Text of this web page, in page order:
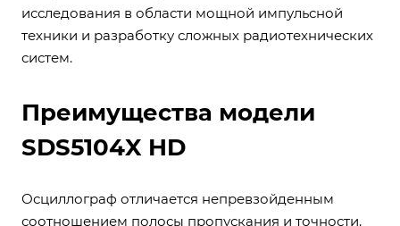
исследования в области мощной импульсной
техники и разработку сложных радиотехнических
систем.
Преимущества модели
SDS5104X HD
Осциллограф отличается непревзойденным
соотношением полосы пропускания и точности.